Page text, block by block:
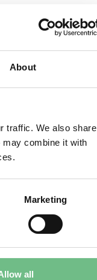
About
traffic. We also share
combine it with
Marketing
all
och
tillverkning
en miljard
inom